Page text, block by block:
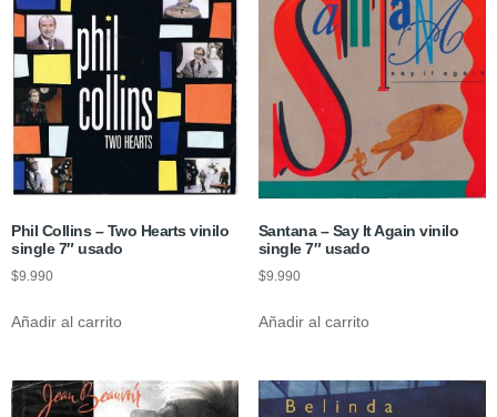
Phil Collins – Two Hearts vinilo
single 7″ usado
$9.990
Añadir al carrito
Santana – Say It Again vinilo
single 7″ usado
$9.990
Añadir al carrito